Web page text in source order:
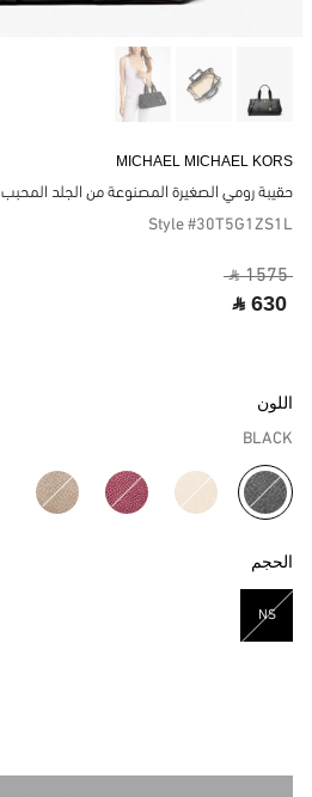
MICHAEL MICHAEL KORS
حقيبة رومي الصغيرة المصنوعة من الجلد المحبب
Style #30T5G1ZS1L
‎ ⃁ 1575 ‎
‎ ⃁ 630 ‎
اللون
BLACK
مختار
الحجم
NS
مختار